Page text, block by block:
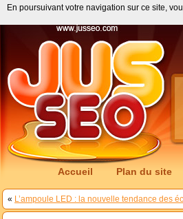
Accueil Plan du site
« L’ampoule LED : la nouvelle tendance des
En poursuivant votre navigation sur ce site,